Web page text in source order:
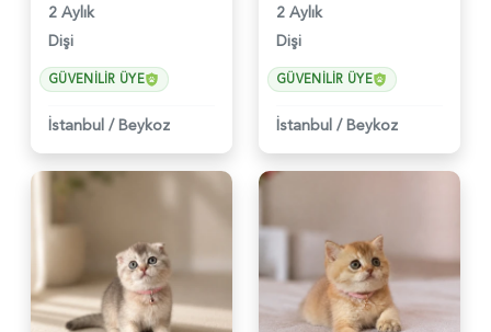
2 Aylık
Dişi
GÜVENILIR ÜYE
İstanbul / Beykoz
2 Aylık
Dişi
GÜVENILIR ÜYE
İstanbul / Beykoz